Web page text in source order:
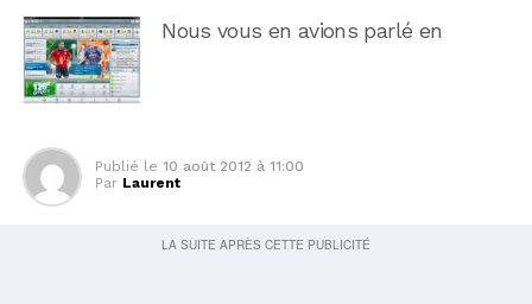
Nous vous en avions parlé en
Publié le 10 août 2012 à 11:00
Par Laurent